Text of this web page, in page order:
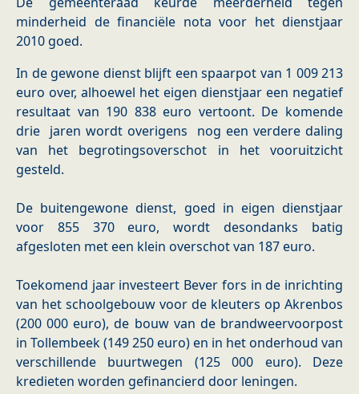
minderheid de financiële nota voor het dienstjaar
2010 goed.
In de gewone dienst blijft een spaarpot van 1 009 213
euro over, alhoewel het eigen dienstjaar een negatief
resultaat van 190 838 euro vertoont. De komende
drie jaren wordt overigens nog een verdere daling
van het begrotingsoverschot in het vooruitzicht
gesteld.
De buitengewone dienst, goed in eigen dienstjaar
voor 855 370 euro, wordt desondanks batig
afgesloten met een klein overschot van 187 euro.
Toekomend jaar investeert Bever fors in de inrichting
van het schoolgebouw voor de kleuters op Akrenbos
(200 000 euro), de bouw van de brandweervoorpost
in Tollembeek (149 250 euro) en in het onderhoud van
verschillende buurtwegen (125 000 euro). Deze
kredieten worden gefinancierd door leningen.